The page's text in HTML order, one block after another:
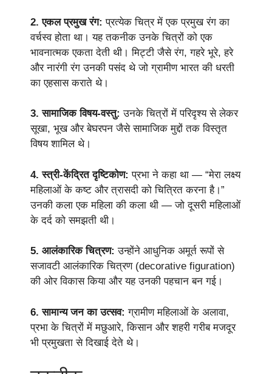
2. एकल प्रमुख रंग: प्रत्येक चित्र में एक प्रमुख रंग का
वर्चस्व होता था। यह तकनीक उनके चित्रों को एक
भावनात्मक एकता देती थी। मिट्टी जैसे रंग, गहरे भूरे, हरे
और नारंगी रंग उनकी पसंद थे जो ग्रामीण भारत की धरती
का एहसास कराते थे।
3. सामाजिक विषय-वस्तु: उनके चित्रों में परिदृश्य से लेकर
सूखा, भूख और बेघरपन जैसे सामाजिक मुद्दों तक विस्तृत
विषय शामिल थे।
4. स्त्री-केंद्रित दृष्टिकोण: प्रभा ने कहा था — “मेरा लक्ष्य
महिलाओं के कष्ट और त्रासदी को चित्रित करना है।”
उनकी कला एक महिला की कला थी — जो दूसरी महिलाओं
के दर्द को समझती थी।
5. आलंकारिक चित्रण: उन्होंने आधुनिक अमूर्त रूपों से
सजावटी आलंकारिक चित्रण (decorative figuration)
की ओर विकास किया और यह उनकी पहचान बन गई।
6. सामान्य जन का उत्सव: ग्रामीण महिलाओं के अलावा,
प्रभा के चित्रों में मछुआरे, किसान और शहरी गरीब मजदूर
भी प्रमुखता से दिखाई देते थे।